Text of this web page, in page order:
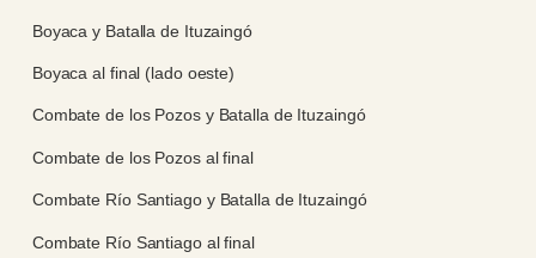
Boyaca y Batalla de Ituzaingó
Boyaca al final (lado oeste)
Combate de los Pozos y Batalla de Ituzaingó
Combate de los Pozos al final
Combate Río Santiago y Batalla de Ituzaingó
Combate Río Santiago al final